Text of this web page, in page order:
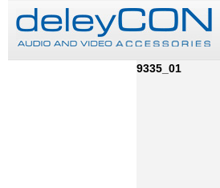
9335_01